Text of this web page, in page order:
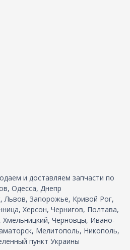
и доставляем запчасти по
Одесса, Днепр
Львов, Запорожье, Кривой Рог,
Херсон, Чернигов, Полтава,
Черновцы, Ивано-
Мелитополь, Никополь,
пункт Украины